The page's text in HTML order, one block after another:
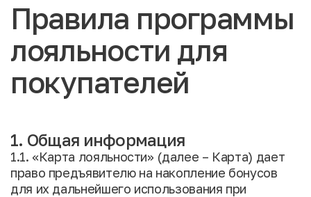
Правила программы
лояльности для
покупателей
1. Общая информация
1.1. «Карта лояльности» (далее – Карта) дает
право предъявителю на накопление бонусов
для их дальнейшего использования при